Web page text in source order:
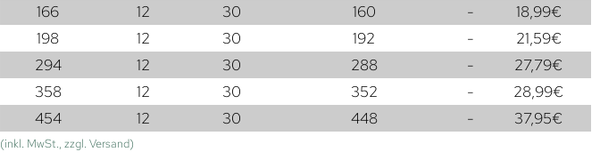
166
12 30 160 - 18,99€
198
12 30 192 - 21,59€
294
12 30 288 - 27,79€
358
12 30 352 - 28,99€
454
12 30 448 - 37,95€
(inkl. MwSt., zzgl. Versand)